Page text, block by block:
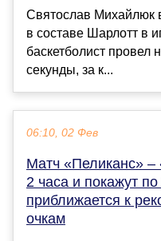
Святослав Михайлюк
в составе Шарлотт в
баскетболист провел
секунды, за к...
06:10, 02 Фев
Матч «Пеликанс» –
2 часа и покажут
приближается к
очкам